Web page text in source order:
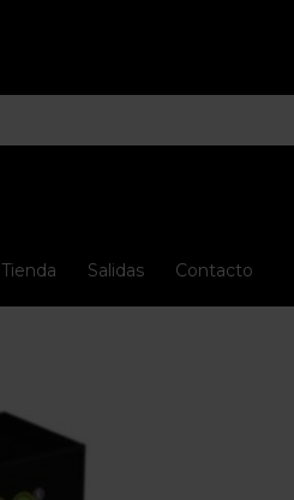
Tienda Salidas Contacto